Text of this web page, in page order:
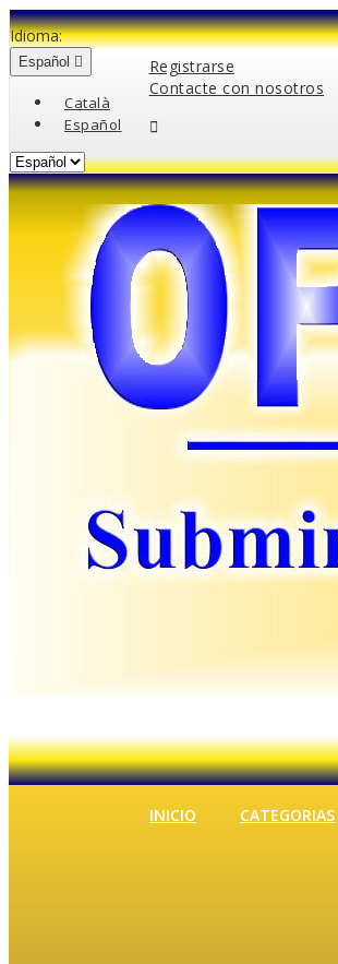
Idioma:
Español 
Català
Español
Registrarse
Contacte con nosotros

INICIO CATEGORIAS